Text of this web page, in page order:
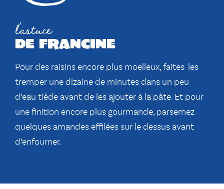
l'astuce
de francine
Pour des raisins encore plus moelleux, faites-les
tremper une dizaine de minutes dans un peu
d’eau tiède avant de les ajouter à la pâte. Et pour
une finition encore plus gourmande, parsemez
quelques amandes effilées sur le dessus avant
d’enfourner.